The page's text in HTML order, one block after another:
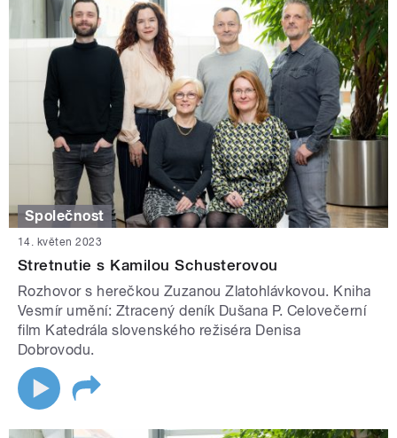
Společnost
14. květen 2023
Stretnutie s Kamilou Schusterovou
Rozhovor s herečkou Zuzanou Zlatohlávkovou. Kniha
Vesmír umění: Ztracený deník Dušana P. Celovečerní
film Katedrála slovenského režiséra Denisa
Dobrovodu.